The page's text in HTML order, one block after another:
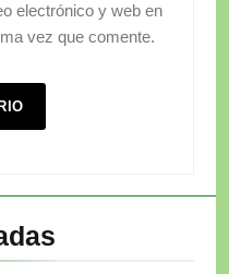
electrónico y web en
vez que comente.